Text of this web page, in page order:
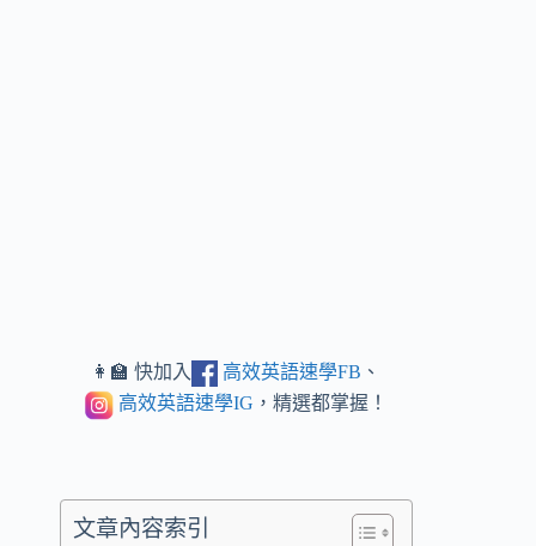
👩‍🏫 快加入 高效英語速學FB 、
高效英語速學IG ，精選都掌握！
文章內容索引